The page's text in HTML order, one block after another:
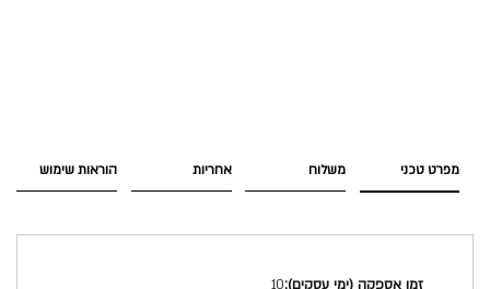
מפרט טכני
מפרט
10
משלוח אחריות הוראות שימוש